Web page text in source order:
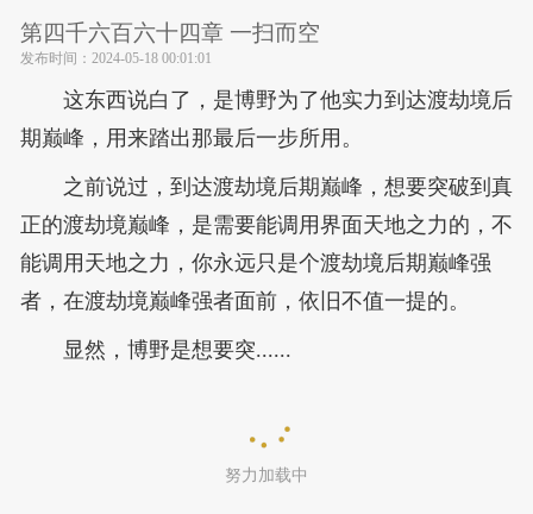
第四千六百六十四章 一扫而空
发布时间： 2024-05-18 00:01:01
这东西说白了，是博野为了他实力到达渡劫境后
期巅峰，用来踏出那最后一步所用。
之前说过，到达渡劫境后期巅峰，想要突破到真
正的渡劫境巅峰，是需要能调用界面天地之力的，不
能调用天地之力，你永远只是个渡劫境后期巅峰强
者，在渡劫境巅峰强者面前，依旧不值一提的。
显然，博野是想要突......
努力加载中